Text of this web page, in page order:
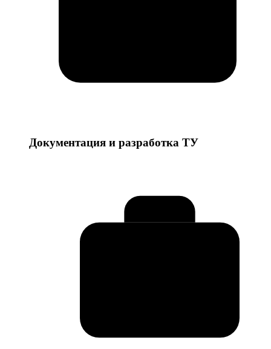
Документация и разработка ТУ